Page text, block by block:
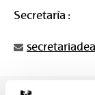
Secretaría :